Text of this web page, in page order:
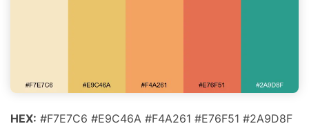
HEX: #F7E7C6 #E9C46A #F4A261 #E76F51 #2A9D8F